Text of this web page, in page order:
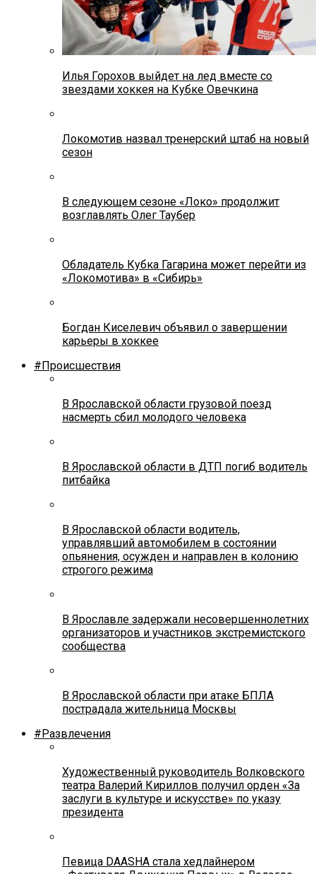
Илья Горохов выйдет на лед вместе со
звездами хоккея на Кубке Овечкина
Локомотив назвал тренерский штаб на новый
сезон
В следующем сезоне «Локо» продолжит
возглавлять Олег Таубер
Обладатель Кубка Гагарина может перейти из
«Локомотива» в «Сибирь»
Богдан Киселевич объявил о завершении
карьеры в хоккее
#Происшествия
В Ярославской области грузовой поезд
насмерть сбил молодого человека
В Ярославской области в ДТП погиб водитель
питбайка
В Ярославской области водитель,
управлявший автомобилем в состоянии
опьянения, осужден и направлен в колонию
строгого режима
В Ярославле задержали несовершеннолетних
организаторов и участников экстремистского
сообщества
В Ярославской области при атаке БПЛА
пострадала жительница Москвы
#Развлечения
Художественный руководитель Волковского
театра Валерий Кириллов получил орден «За
заслуги в культуре и искусстве» по указу
президента
Певица DAASHA стала хедлайнером